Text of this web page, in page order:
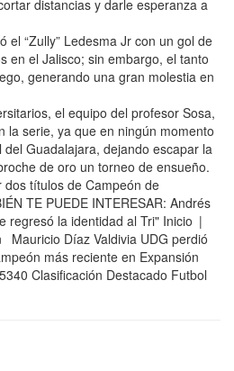
distancias y darle esperanza a
el “Zully” Ledesma Jr con un gol de
en el Jalisco; sin embargo, el tanto
generando una gran molestia en
el equipo del profesor Sosa,
la serie, ya que en ningún momento
Guadalajara, dejando escapar la
de oro un torneo de ensueño.
títulos de Campeón de
TE PUEDE INTERESAR: Andrés
regresó la identidad al Tri" Inicio |
Díaz Valdivia UDG perdió
más reciente en Expansión
Clasificación Destacado Futbol